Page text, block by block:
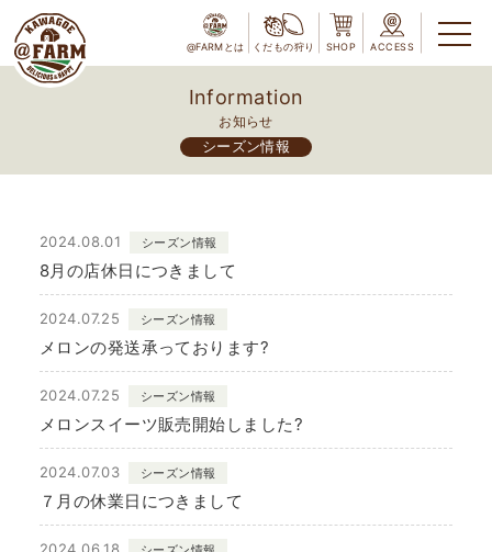
@FARMとは くだもの狩り SHOP ACCESS
Information
お知らせ
シーズン情報
2024.08.01 シーズン情報
8月の店休日につきまして
2024.07.25 シーズン情報
メロンの発送承っております?
2024.07.25 シーズン情報
メロンスイーツ販売開始しました?
2024.07.03 シーズン情報
７月の休業日につきまして